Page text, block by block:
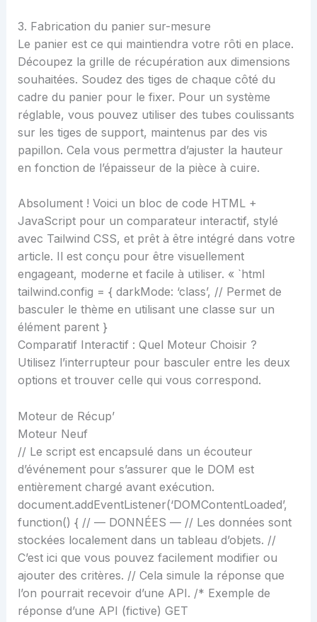
3. Fabrication du panier sur-mesure
Le panier est ce qui maintiendra votre rôti en place.
Découpez la grille de récupération aux dimensions
souhaitées. Soudez des tiges de chaque côté du
cadre du panier pour le fixer. Pour un système
réglable, vous pouvez utiliser des tubes coulissants
sur les tiges de support, maintenus par des vis
papillon. Cela vous permettra d’ajuster la hauteur
en fonction de l’épaisseur de la pièce à cuire.
Absolument ! Voici un bloc de code HTML +
JavaScript pour un comparateur interactif, stylé
avec Tailwind CSS, et prêt à être intégré dans votre
article. Il est conçu pour être visuellement
engageant, moderne et facile à utiliser. « `html
tailwind.config = { darkMode: ‘class’, // Permet de
basculer le thème en utilisant une classe sur un
élément parent }
Comparatif Interactif : Quel Moteur Choisir ?
Utilisez l’interrupteur pour basculer entre les deux
options et trouver celle qui vous correspond.
Moteur de Récup’
Moteur Neuf
// Le script est encapsulé dans un écouteur
d’événement pour s’assurer que le DOM est
entièrement chargé avant exécution.
document.addEventListener(‘DOMContentLoaded’,
function() { // — DONNÉES — // Les données sont
stockées localement dans un tableau d’objets. //
C’est ici que vous pouvez facilement modifier ou
ajouter des critères. // Cela simule la réponse que
l’on pourrait recevoir d’une API. /* Exemple de
réponse d’une API (fictive) GET